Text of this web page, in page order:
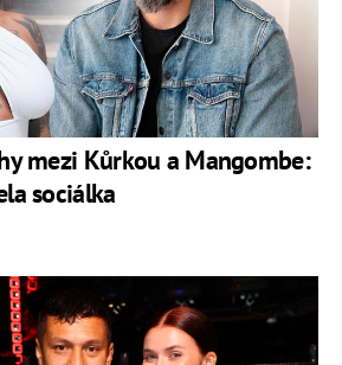
mezi Kůrkou a Mangombe:
sociálka